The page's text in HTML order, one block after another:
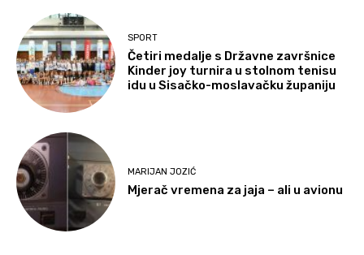
SPORT
Četiri medalje s Državne završnice
Kinder joy turnira u stolnom tenisu
idu u Sisačko-moslavačku županiju
MARIJAN JOZIĆ
Mjerač vremena za jaja – ali u avionu